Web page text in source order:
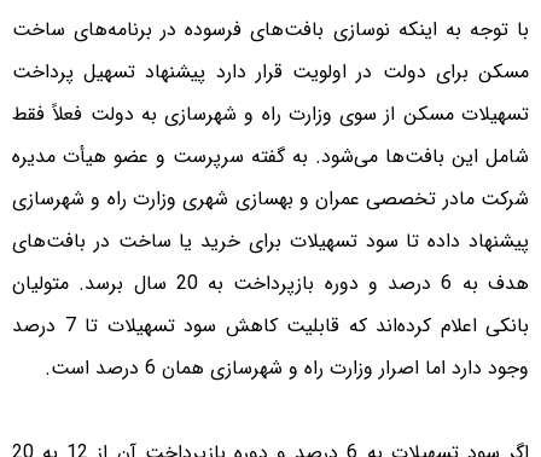
با توجه به اینکه نوسازی بافت‌های فرسوده در برنامه‌های ساخت
مسکن برای دولت در اولویت قرار دارد پیشنهاد تسهیل پرداخت
تسهیلات مسکن از سوی وزارت راه و شهرسازی به دولت فعلاً فقط
شامل این بافت‌ها می‌شود. به گفته سرپرست و عضو هیأت مدیره
شرکت مادر تخصصی عمران و بهسازی شهری وزارت راه و شهرسازی
پیشنهاد داده تا سود تسهیلات برای خرید یا ساخت در بافت‌های
هدف به 6 درصد و دوره بازپرداخت به 20 سال برسد. متولیان
بانکی اعلام کرده‌اند که قابلیت کاهش سود تسهیلات تا 7 درصد
وجود دارد اما اصرار وزارت راه و شهرسازی همان 6 درصد است.